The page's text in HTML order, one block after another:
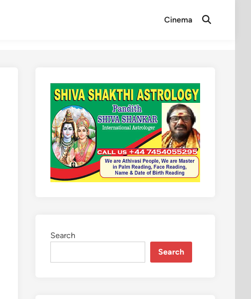
Cinema
Open
Search
Search